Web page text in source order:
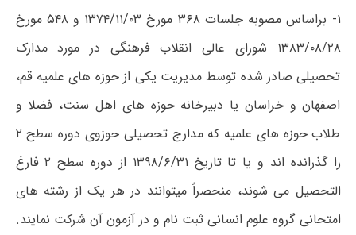
۱- براساس مصوبه جلسات ۳۶۸ مورخ ۱۳۷۴/۱۱/۰۳ و ۵۴۸ مورخ
۱۳۸۳/۰۸/۲۸ شورای عالی انقلاب فرهنگی در مورد مدارک
تحصیلی صادر شده توسط مدیریت یکی از حوزه های علمیه قم،
اصفهان و خراسان یا دبیرخانه حوزه های اهل سنت، فضلا و
طلاب حوزه های علمیه که مدارج تحصیلی حوزوی دوره سطح ۲
را گذرانده اند و یا تا تاریخ ۱۳۹۸/۶/۳۱ از دوره سطح ۲ فارغ
التحصیل می شوند، منحصراً میتوانند در هر یک از رشته های
امتحانی گروه علوم انسانی ثبت نام و در آزمون آن شرکت نمایند.